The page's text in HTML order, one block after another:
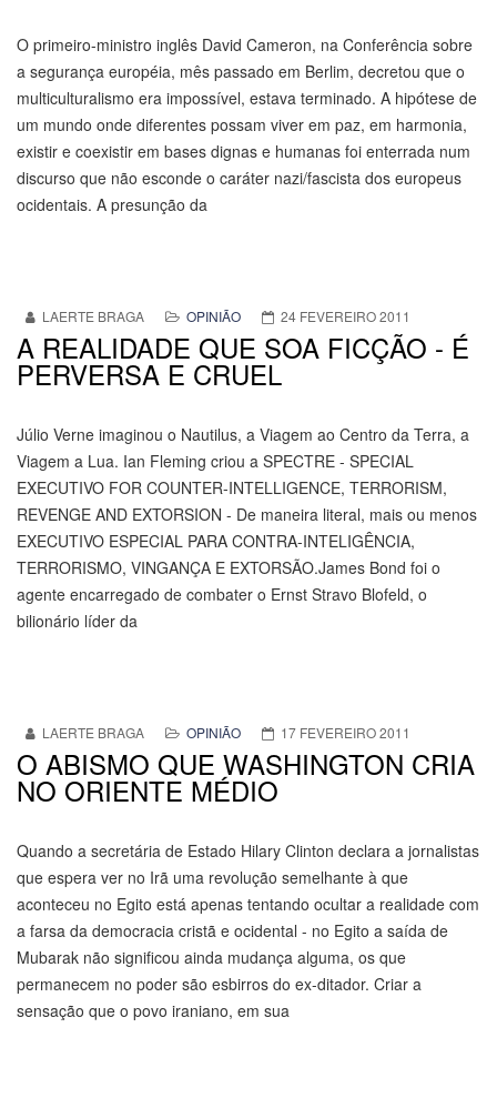
O primeiro-ministro inglês David Cameron, na Conferência sobre
a segurança européia, mês passado em Berlim, decretou que o
multiculturalismo era impossível, estava terminado. A hipótese de
um mundo onde diferentes possam viver em paz, em harmonia,
existir e coexistir em bases dignas e humanas foi enterrada num
discurso que não esconde o caráter nazi/fascista dos europeus
ocidentais. A presunção da
LAERTE BRAGA OPINIÃO 24 FEVEREIRO 2011
A REALIDADE QUE SOA FICÇÃO - É
PERVERSA E CRUEL
Júlio Verne imaginou o Nautilus, a Viagem ao Centro da Terra, a
Viagem a Lua. Ian Fleming criou a SPECTRE - SPECIAL
EXECUTIVO FOR COUNTER-INTELLIGENCE, TERRORISM,
REVENGE AND EXTORSION - De maneira literal, mais ou menos
EXECUTIVO ESPECIAL PARA CONTRA-INTELIGÊNCIA,
TERRORISMO, VINGANÇA E EXTORSÃO.James Bond foi o
agente encarregado de combater o Ernst Stravo Blofeld, o
bilionário líder da
LAERTE BRAGA OPINIÃO 17 FEVEREIRO 2011
O ABISMO QUE WASHINGTON CRIA
NO ORIENTE MÉDIO
Quando a secretária de Estado Hilary Clinton declara a jornalistas
que espera ver no Irã uma revolução semelhante à que
aconteceu no Egito está apenas tentando ocultar a realidade com
a farsa da democracia cristã e ocidental - no Egito a saída de
Mubarak não significou ainda mudança alguma, os que
permanecem no poder são esbirros do ex-ditador. Criar a
sensação que o povo iraniano, em sua